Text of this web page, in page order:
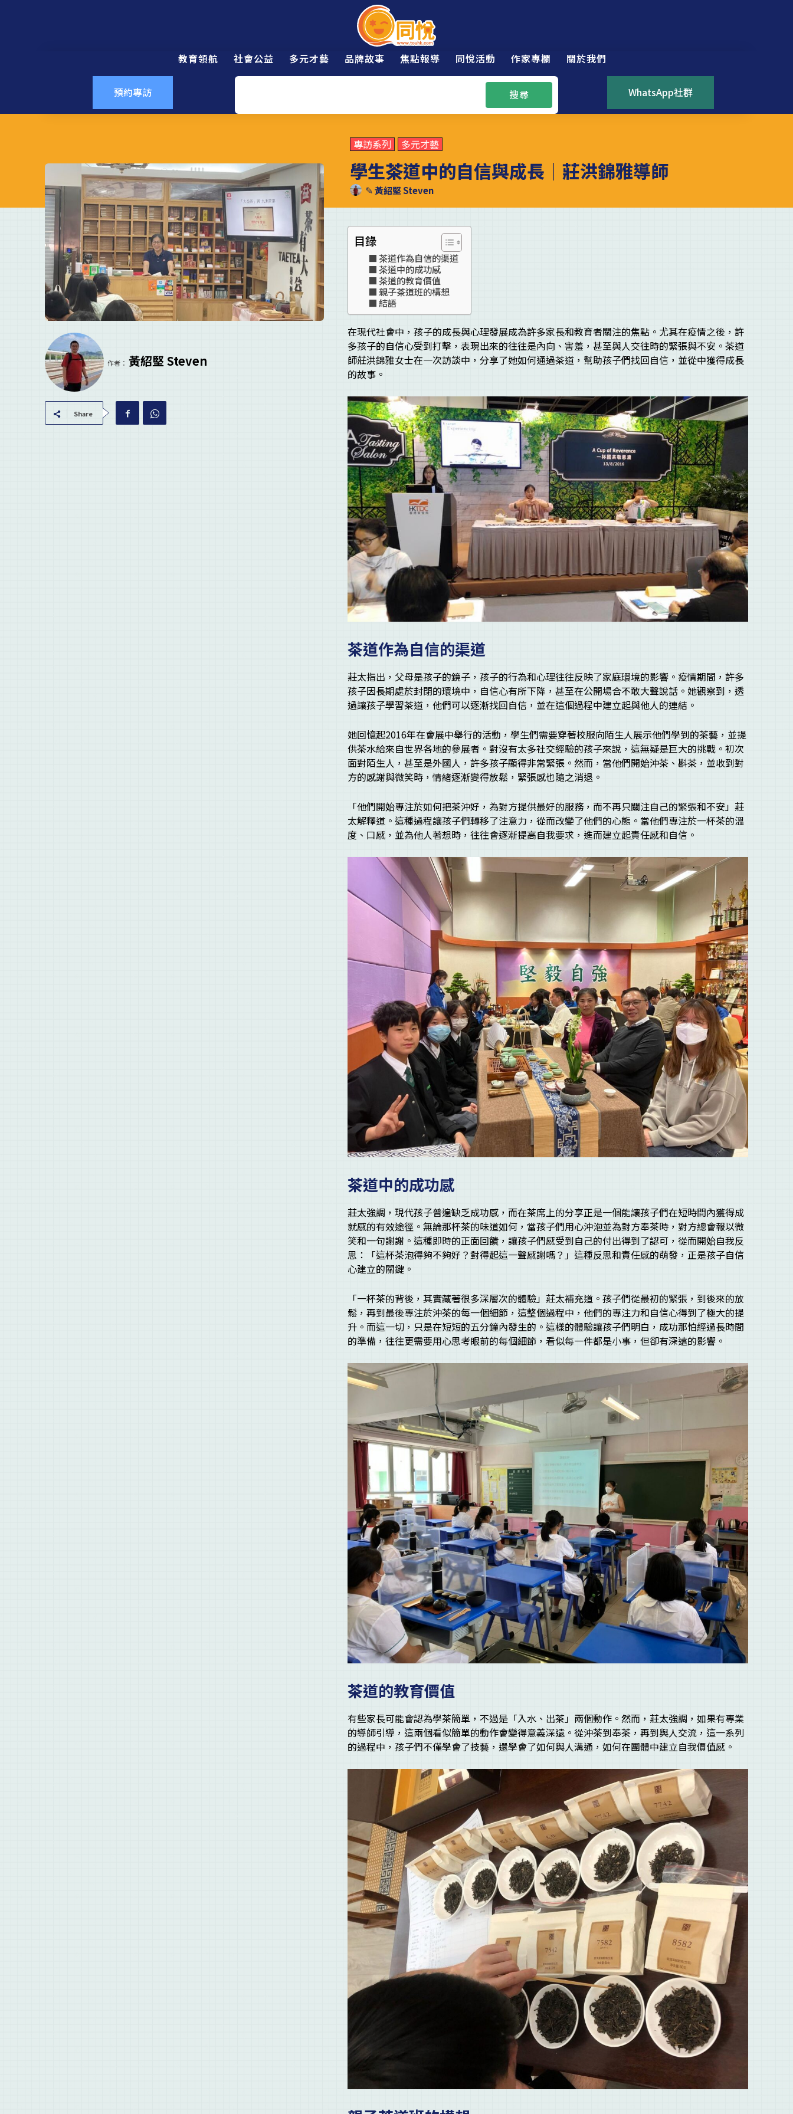
教育領航 社會公益 多元才藝 品牌故事 焦點報導 同悅活動 作家專欄 關於我們
預約專訪 搜尋 WhatsApp社群
專訪系列 多元才藝
學生茶道中的自信與成長｜莊洪錦雅導師
✎黃紹堅 Steven
作者： 黃紹堅 Steven
Share
目錄
茶道作為自信的渠道
茶道中的成功感
茶道的教育價值
親子茶道班的構想
結語
在現代社會中，孩子的成長與心理發展成為許多家長和教育者關注的焦點。尤其在疫情之後，許
多孩子的自信心受到打擊，表現出來的往往是內向、害羞，甚至與人交往時的緊張與不安。茶道
師莊洪錦雅女士在一次訪談中，分享了她如何通過茶道，幫助孩子們找回自信，並從中獲得成長
的故事。
茶道作為自信的渠道
莊太指出，父母是孩子的鏡子，孩子的行為和心理往往反映了家庭環境的影響。疫情期間，許多
孩子因長期處於封閉的環境中，自信心有所下降，甚至在公開場合不敢大聲說話。她觀察到，透
過讓孩子學習茶道，他們可以逐漸找回自信，並在這個過程中建立起與他人的連結。
她回憶起2016年在會展中舉行的活動，學生們需要穿著校服向陌生人展示他們學到的茶藝，並提
供茶水給來自世界各地的參展者。對沒有太多社交經驗的孩子來說，這無疑是巨大的挑戰。初次
面對陌生人，甚至是外國人，許多孩子顯得非常緊張。然而，當他們開始沖茶、斟茶，並收到對
方的感謝與微笑時，情緒逐漸變得放鬆，緊張感也隨之消退。
「他們開始專注於如何把茶沖好，為對方提供最好的服務，而不再只關注自己的緊張和不安」莊
太解釋道。這種過程讓孩子們轉移了注意力，從而改變了他們的心態。當他們專注於一杯茶的溫
度、口感，並為他人著想時，往往會逐漸提高自我要求，進而建立起責任感和自信。
茶道中的成功感
莊太強調，現代孩子普遍缺乏成功感，而在茶席上的分享正是一個能讓孩子們在短時間內獲得成
就感的有效途徑。無論那杯茶的味道如何，當孩子們用心沖泡並為對方奉茶時，對方總會報以微
笑和一句謝謝。這種即時的正面回饋，讓孩子們感受到自己的付出得到了認可，從而開始自我反
思：「這杯茶泡得夠不夠好？對得起這一聲感謝嗎？」這種反思和責任感的萌發，正是孩子自信
心建立的關鍵。
「一杯茶的背後，其實藏著很多深層次的體驗」莊太補充道。孩子們從最初的緊張，到後來的放
鬆，再到最後專注於沖茶的每一個細節，這整個過程中，他們的專注力和自信心得到了極大的提
升。而這一切，只是在短短的五分鐘內發生的。這樣的體驗讓孩子們明白，成功那怕經過長時間
的準備，往往更需要用心思考眼前的每個細節，看似每一件都是小事，但卻有深遠的影響。
茶道的教育價值
有些家長可能會認為學茶簡單，不過是「入水、出茶」兩個動作。然而，莊太強調，如果有專業
的導師引導，這兩個看似簡單的動作會變得意義深遠。從沖茶到奉茶，再到與人交流，這一系列
的過程中，孩子們不僅學會了技藝，還學會了如何與人溝通，如何在團體中建立自我價值感。